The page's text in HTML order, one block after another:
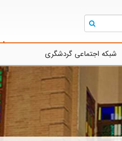
شبکه اجتماعی گردشگری